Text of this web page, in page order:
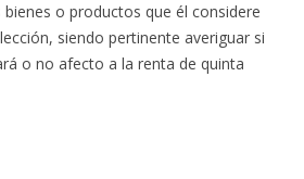
o productos que él considere
siendo pertinente averiguar si
o no afecto a la renta de quinta